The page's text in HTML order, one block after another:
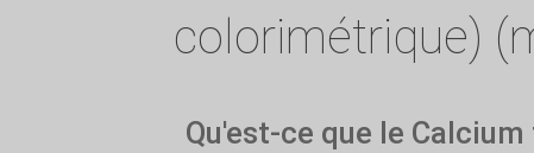
colorimétrique)
Qu'est-ce que le